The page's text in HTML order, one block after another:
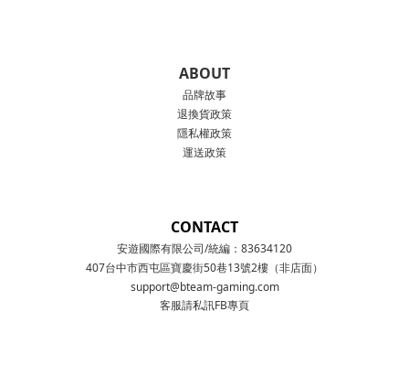
ABOUT
品牌故事
退換貨政策
隱私權政策
運送政策
CONTACT
安遊國際有限公司/統編：83634120
407台中市西屯區寶慶街50巷13號2樓（非店面）
support@bteam-gaming.com
客服請私訊FB專頁